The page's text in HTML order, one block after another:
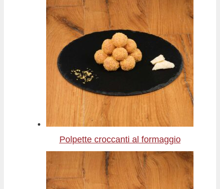
Polpette croccanti al formaggio